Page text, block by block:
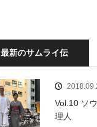
最新のサムライ伝
Vol.10 ソ
理人